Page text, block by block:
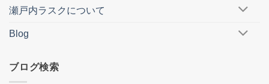
瀬戸内ラスクについて
Blog
ブログ検索